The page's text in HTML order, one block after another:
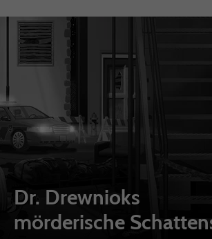
Dr. Drewnioks
mörderische